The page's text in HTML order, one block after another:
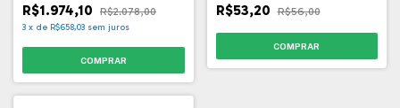
R$1.974,10 R$2.078,00
3 x de R$658,03 sem juros
R$53,20 R$56,00